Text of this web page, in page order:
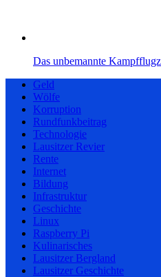
Das unbemannte
Geld
Wölfe
Korruption
Rundfunkbeitrag
Technologie
Lausitzer Revier
Rente
Internet
Bildung
Infrastruktur
Geschichte
Linux
Raspberry Pi
Kulinarisches
Lausitzer Bergland
Lausitzer Geschichte